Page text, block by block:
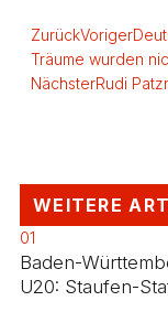
ZurückVoriger
Träume wurden
NächsterRudi
WEITERE
01
Baden-
U20: Staufen-